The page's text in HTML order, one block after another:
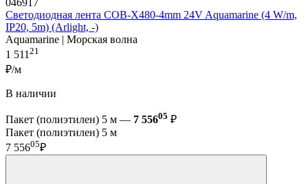
046917
Светодиодная лента COB-X480-4mm 24V Aquamarine (4 W/m,
IP20, 5m) (Arlight, -)
Aquamarine | Морская волна
1 51121
₽/м
В наличии
Пакет (полиэтилен) 5 м — 7 55605 ₽
Пакет (полиэтилен) 5 м
7 55605₽